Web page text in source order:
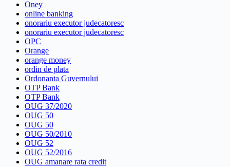
Oney
online banking
onorariu executor judecatoresc
onorariu executor judecatoresc
OPC
Orange
orange money
ordin de plata
Ordonanta Guvernului
OTP Bank
OTP Bank
OUG 37/2020
OUG 50
OUG 50
OUG 50/2010
OUG 52
OUG 52/2016
OUG amanare rata credit